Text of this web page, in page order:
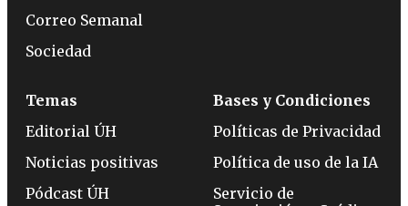
Correo Semanal
Sociedad
Temas
Editorial ÚH
Noticias positivas
Pódcast ÚH
Bases y Condiciones
Políticas de Privacidad
Política de uso de la IA
Servicio de